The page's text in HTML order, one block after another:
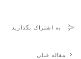
به اشتراک بگذارید
مقاله قبلی